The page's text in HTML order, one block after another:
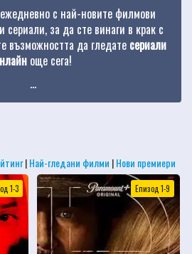
с най-новите филмови
за да сте винаги в крак с
възможността да гледате сериали
още сега!
...
|Най-гледани филми |Нови премиери
1-3 Епизод 1-9